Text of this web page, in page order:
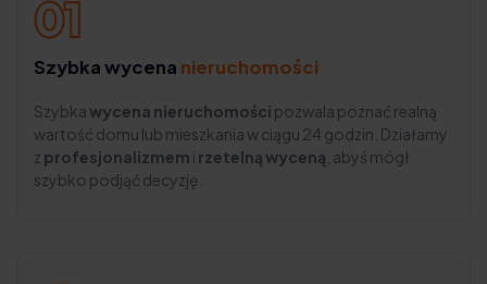
Szybka wycena nieruchomości
Szybkawycena nieruchomości pozwala poznać realną
wartość domu lub mieszkania w ciągu 24 godzin. Działamy
z profesjonalizmem i rzetelną wyceną , abyś mógł
szybko podjąć decyzję.